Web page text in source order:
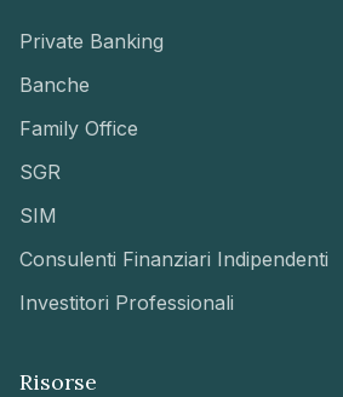
Private Banking
Banche
Family Office
SGR
SIM
Consulenti Finanziari Indipendenti
Investitori Professionali
Risorse